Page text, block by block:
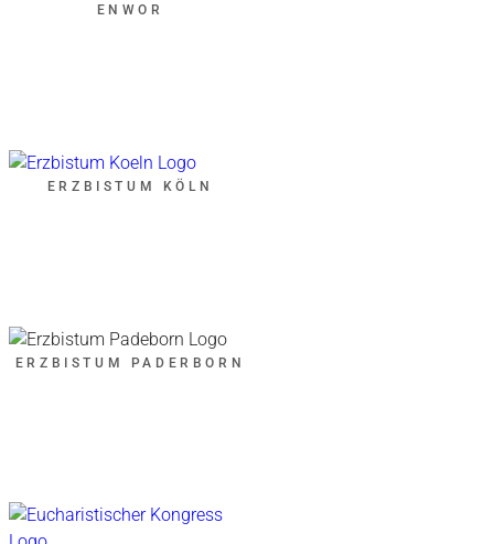
ENWOR
ERZBISTUM KÖLN
ERZBISTUM PADERBORN